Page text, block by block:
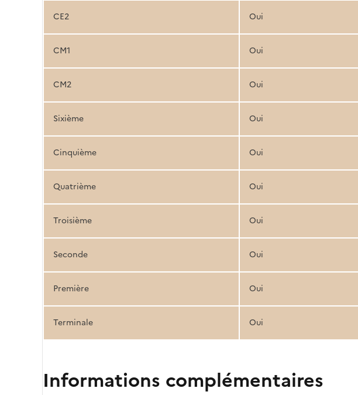
CE2 Oui
CM1 Oui
CM2 Oui
Sixième Oui
Cinquième Oui
Quatrième Oui
Troisième Oui
Seconde Oui
Première Oui
Terminale Oui
Informations complémentaires